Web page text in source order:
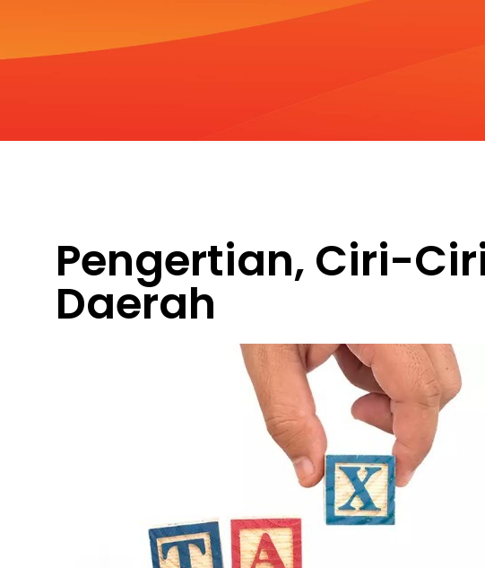
Pengertian, Ciri-
Daerah